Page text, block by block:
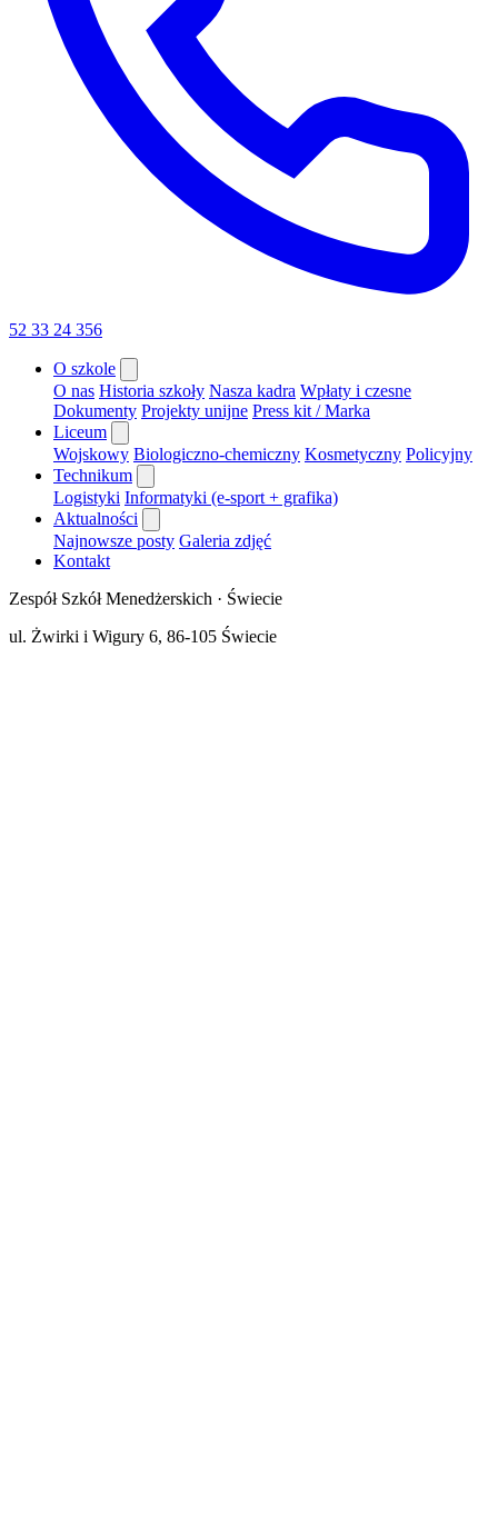
52 33 24 356
O szkole
O nas Historia szkoły Nasza kadra Wpłaty i czesne
Dokumenty Projekty unijne Press kit / Marka
Liceum
Wojskowy Biologiczno-chemiczny Kosmetyczny Policyjny
Technikum
Logistyki Informatyki (e-sport + grafika)
Aktualności
Najnowsze posty Galeria zdjęć
Kontakt
Zespół Szkół Menedżerskich · Świecie
ul. Żwirki i Wigury 6, 86-105 Świecie